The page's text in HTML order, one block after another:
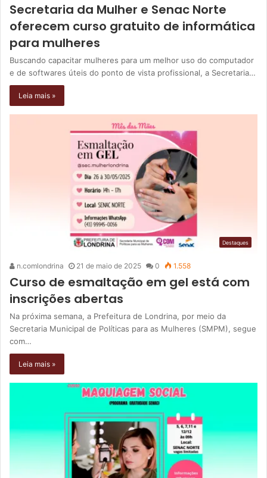
Secretaria da Mulher e Senac Norte
oferecem curso gratuito de informática
para mulheres
Buscando capacitar mulheres para um melhor uso do computador
e de softwares úteis do ponto de vista profissional, a Secretaria…
Leia mais »
Destaques
n.comlondrina 21 de maio de 2025 0 1.558
Curso de esmaltação em gel está com
inscrições abertas
Na próxima semana, a Prefeitura de Londrina, por meio da
Secretaria Municipal de Políticas para as Mulheres (SMPM), segue
com…
Leia mais »